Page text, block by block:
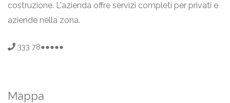
costruzione. L'azienda offre servizi completi per privati e
aziende nella zona.
333 78●●●●●
Mappa